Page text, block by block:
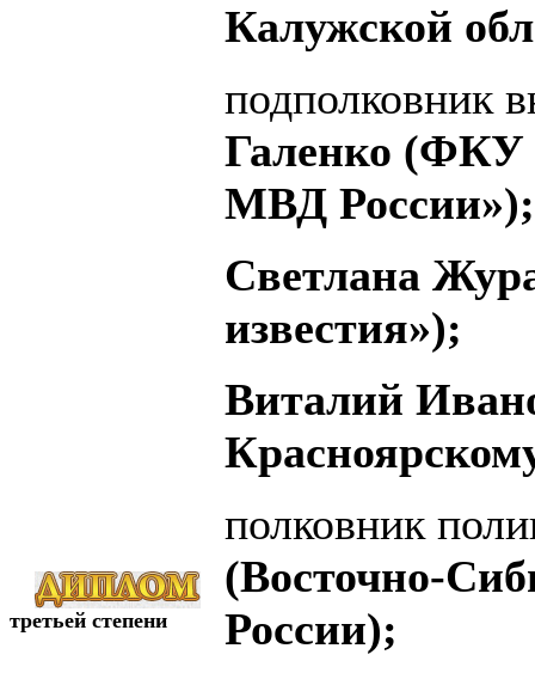
третьей степени
Калужской
подполковник
Галенко (ФКУ
МВД России»);
Светлана
известия»);
Виталий
полковник
(Восточно-
России);